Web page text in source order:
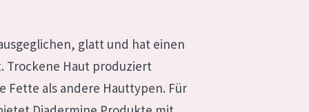
glatt und hat einen
Trockene Haut produziert
Fette als andere Hauttypen. Für